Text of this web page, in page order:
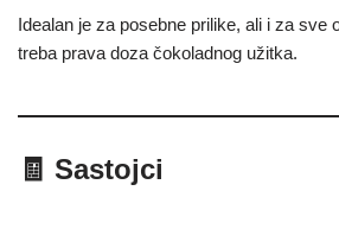
Idealan je za posebne prilike, ali i za sve
treba prava doza čokoladnog užitka.
🧾 Sastojci